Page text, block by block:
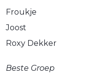
Froukje
Joost
Roxy Dekker
Beste Groep